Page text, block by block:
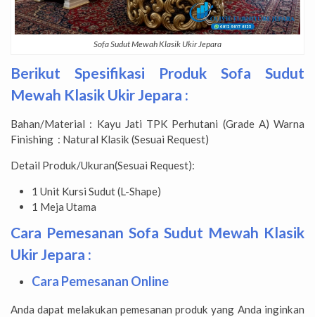
Sofa Sudut Mewah Klasik Ukir Jepara
Berikut Spesifikasi Produk Sofa Sudut
Mewah Klasik Ukir Jepara :
Bahan/Material : Kayu Jati TPK Perhutani (Grade A) Warna
Finishing : Natural Klasik (Sesuai Request)
Detail Produk/Ukuran(Sesuai Request):
1 Unit Kursi Sudut (L-Shape)
1 Meja Utama
Cara Pemesanan Sofa Sudut Mewah Klasik
Ukir Jepara :
Cara Pemesanan Online
Anda dapat melakukan pemesanan produk yang Anda inginkan